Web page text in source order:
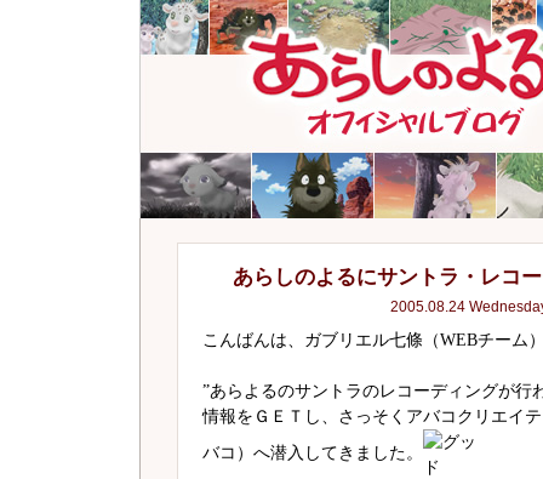
あらしのよるにサントラ・レコ
2005.08.24
こんばんは、ガブリエル七條（WEBチーム
”あらよるのサントラのレコーディングが行
情報をＧＥＴし、さっそくアバコクリエイ
バコ）へ潜入してきました。